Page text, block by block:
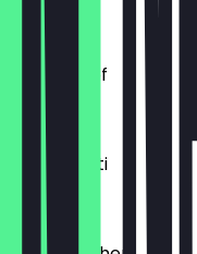
Laugenzopf
1,20 €
Dinkelkrusti
1,10 €